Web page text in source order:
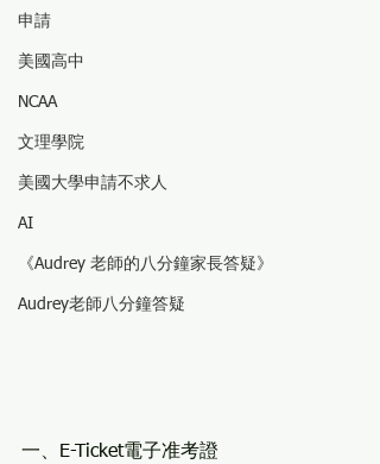
申請
美國高中
NCAA
文理學院
美國大學申請不求人
AI
《Audrey 老師的八分鐘家長答疑》
Audrey老師八分鐘答疑
一、E-Ticket電子准考證